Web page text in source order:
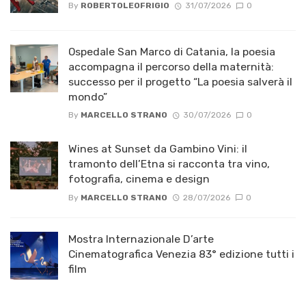
By ROBERTOLEOFRIGIO 31/07/2026 0
Ospedale San Marco di Catania, la poesia
accompagna il percorso della maternità:
successo per il progetto “La poesia salverà il
mondo”
By MARCELLO STRANO 30/07/2026 0
Wines at Sunset da Gambino Vini: il
tramonto dell’Etna si racconta tra vino,
fotografia, cinema e design
By MARCELLO STRANO 28/07/2026 0
Mostra Internazionale D’arte
Cinematografica Venezia 83° edizione tutti i
film